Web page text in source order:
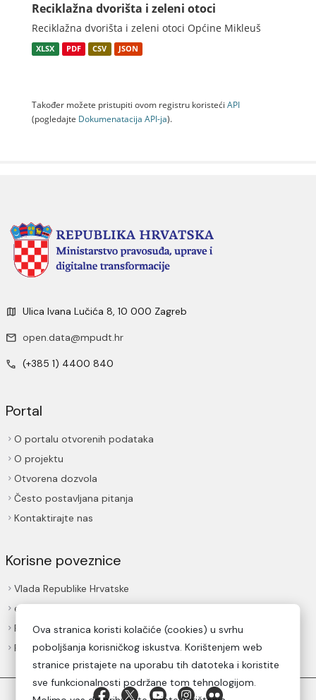
Reciklažna dvorišta i zeleni otoci
Reciklažna dvorišta i zeleni otoci Općine Mikleuš
XLSX PDF CSV JSON
Također možete pristupiti ovom registru koristeći API
(pogledajte Dokumenаtаcijа API-jа).